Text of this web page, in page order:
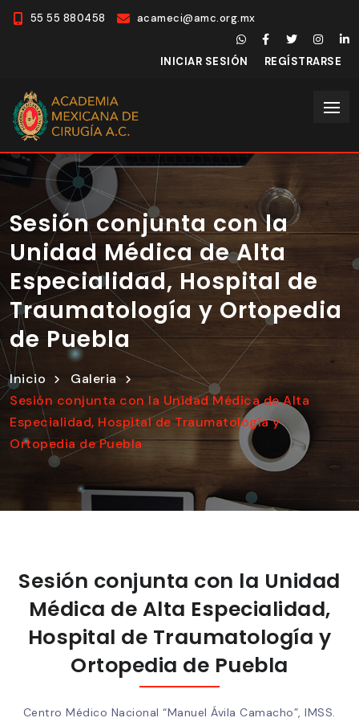
55 55 880458 acameci@amc.org.mx
INICIAR SESIÓN REGÍSTRARSE
Sesión conjunta con la
Unidad Médica de Alta
Especialidad, Hospital de
Traumatología y Ortopedia
de Puebla
Inicio
Galeria
Sesión conjunta con la Unidad Médica de Alta
Especialidad, Hospital de Traumatología y
Ortopedia de Puebla
Sesión conjunta con la Unidad
Médica de Alta Especialidad,
Hospital de Traumatología y
Ortopedia de Puebla
Centro Médico Nacional “Manuel Ávila Camacho”, IMSS.